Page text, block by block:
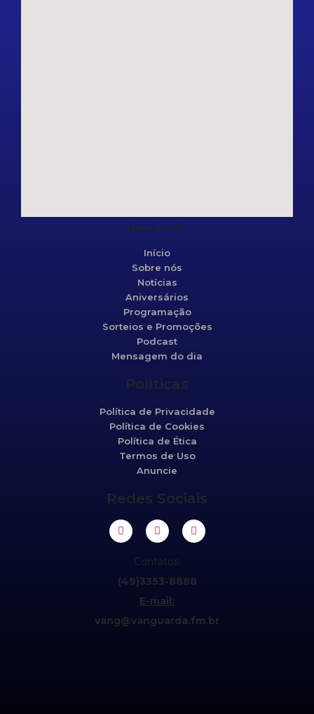
Mapa do site
Início
Sobre nós
Notícias
Aniversários
Programação
Sorteios e Promoções
Podcast
Mensagem do dia
Políticas
Política de Privacidade
Política de Cookies
Política de Ética
Termos de Uso
Anuncie
Redes Sociais
Contatos:
(49)3353-8888
E-mail:
vang@vanguarda.fm.br